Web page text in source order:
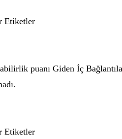
Etiketler
puanı Giden İç
Etiketler